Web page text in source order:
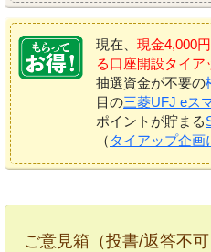
現在、 現金4,000
る口座開設タイア
抽選資金が不要の
目の三菱UFJ eス
ポイントが貯まる
（ タイアップ企画
ご意見箱（投書/返答不可